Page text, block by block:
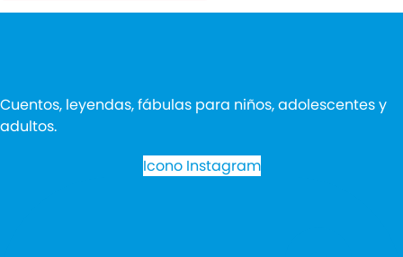
Cuentos, leyendas, fábulas para niños, adolescentes y
adultos.
Icono Instagram